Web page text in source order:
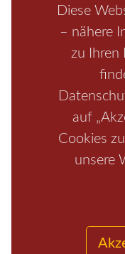
Diese
– nähere
zu Ihren
auf
Cookies
unsere
Boofen Mediathek
Region /